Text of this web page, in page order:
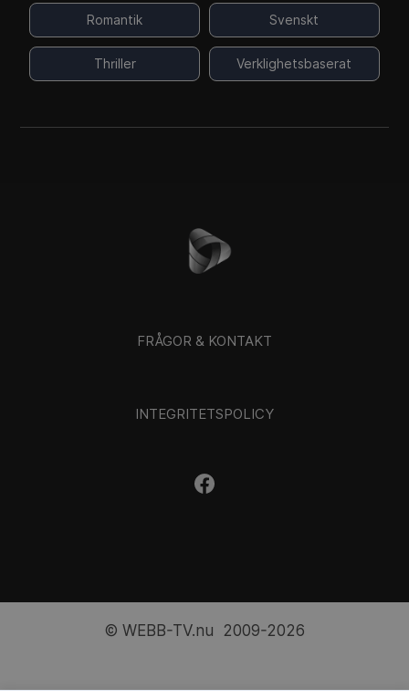
Romantik Svenskt
Thriller Verklighetsbaserat
FRÅGOR & KONTAKT
INTEGRITETSPOLICY
© WEBB-TV.nu 2009-2026